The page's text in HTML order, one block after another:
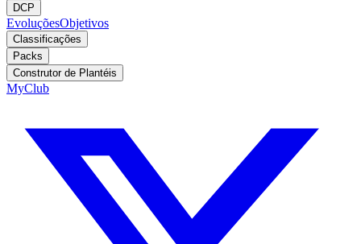
DCP
EvoluçõesObjetivos
Classificações
Packs
Construtor de Plantéis
MyClub